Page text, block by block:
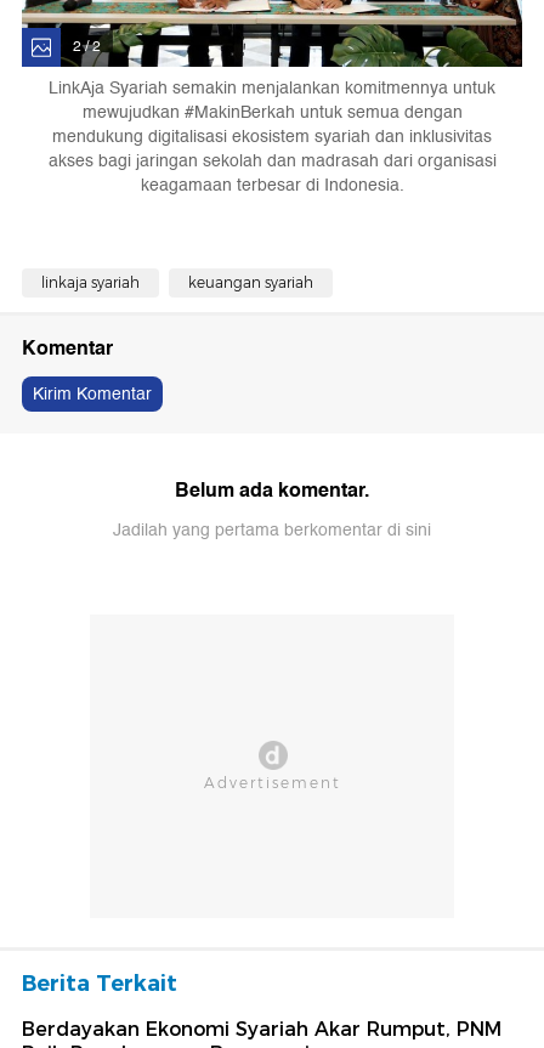
2 / 2
LinkAja Syariah semakin menjalankan komitmennya untuk
mewujudkan #MakinBerkah untuk semua dengan
mendukung digitalisasi ekosistem syariah dan inklusivitas
akses bagi jaringan sekolah dan madrasah dari organisasi
keagamaan terbesar di Indonesia.
linkaja syariah keuangan syariah
Komentar
Kirim Komentar
Belum ada komentar.
Jadilah yang pertama berkomentar di sini
Berita Terkait
Berdayakan Ekonomi Syariah Akar Rumput, PNM